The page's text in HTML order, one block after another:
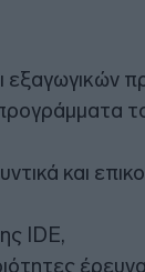
εξαγωγικών
και
IDE,